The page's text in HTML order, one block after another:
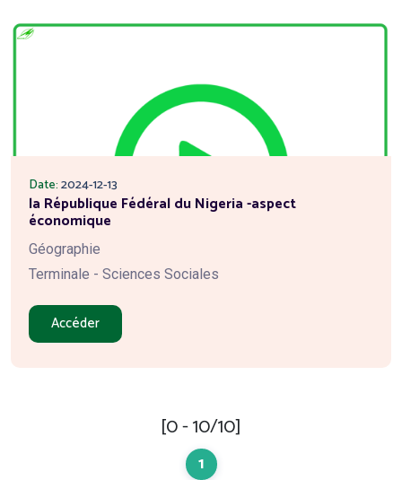
Date:2024-12-13
la République Fédéral du Nigeria -aspect
économique
Géographie
Terminale - Sciences Sociales
Accéder
[0 - 10/10]
1